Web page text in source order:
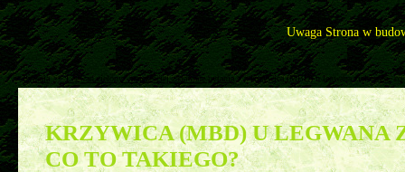
Uwaga Strona w
Pytania>>Legwan zielony - najczęściej zadawane pytania>>Krzywica (MBD) u legwana zielonego, co
KRZYWICA (MBD) U LEGWANA
CO TO TAKIEGO?